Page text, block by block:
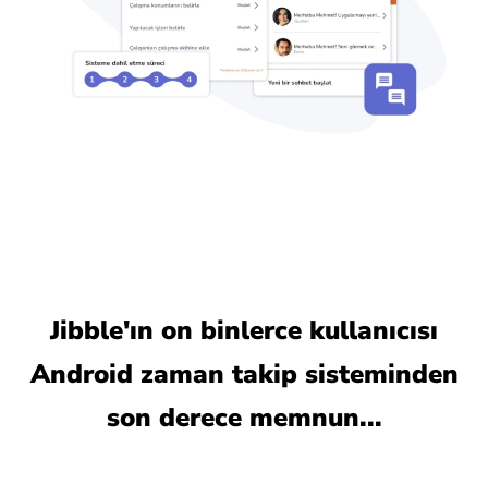
Jibble'ın on binlerce kullanıcısı
Android zaman takip sisteminden
son derece memnun...